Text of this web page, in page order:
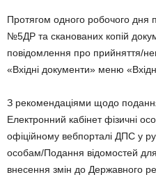
Протягом одного робочого дня
№5ДР та сканованих копій
повідомлення про прийняття/
«Вхідні документи» меню
З рекомендаціями щодо
Електронний кабінет фізичні
офіційному вебпорталі ДПС у
особам/Подання відомостей для
внесення змін до Державного